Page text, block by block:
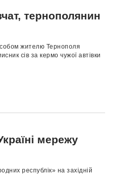
тернополянин
жителю Тернополя
сів за кермо чужої автівки
мережу
республік» на західній